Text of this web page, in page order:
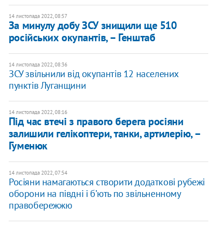
14 листопада 2022, 08:57
За минулу добу ЗСУ знищили ще 510
російських окупантів, – Генштаб
14 листопада 2022, 08:36
ЗСУ звільнили від окупантів 12 населених
пунктів Луганщини
14 листопада 2022, 08:16
Під час втечі з правого берега росіяни
залишили гелікоптери, танки, артилерію, –
Гуменюк
14 листопада 2022, 07:54
Росіяни намагаються створити додаткові рубежі
оборони на півдні і бʼють по звільненному
правобережжю